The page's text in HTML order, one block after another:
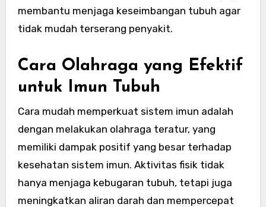
membantu menjaga keseimbangan tubuh agar
tidak mudah terserang penyakit.
Cara Olahraga yang Efektif
untuk Imun Tubuh
Cara mudah memperkuat sistem imun adalah
dengan melakukan olahraga teratur, yang
memiliki dampak positif yang besar terhadap
kesehatan sistem imun. Aktivitas fisik tidak
hanya menjaga kebugaran tubuh, tetapi juga
meningkatkan aliran darah dan mempercepat